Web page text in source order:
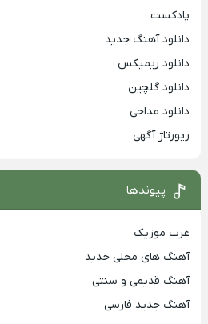
پادکست
دانلود آهنگ جدید
دانلود ریمیکس
دانلود گلچین
دانلود مداحی
رپورتاژ آگهی
پیوندها
غرب موزیک
آهنگ های محلی جدید
آهنگ قدیمی و سنتی
آهنگ جدید فارسی